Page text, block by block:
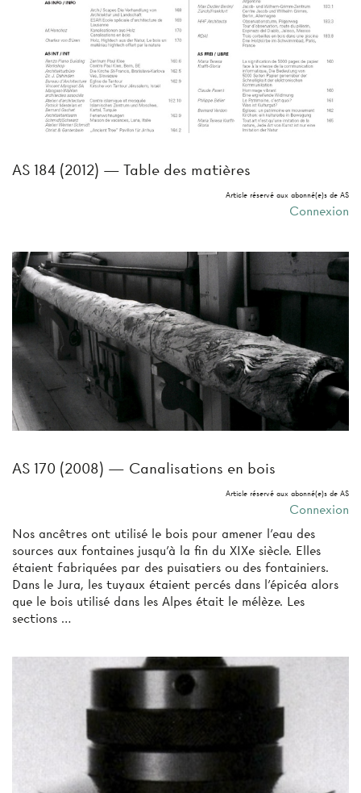
AS 184 (2012) — Table des matières
Article réservé aux abonné(e)s de AS
Connexion
AS 170 (2008) — Canalisations en bois
Article réservé aux abonné(e)s de AS
Connexion
Nos ancêtres ont utilisé le bois pour amener l'eau des
sources aux fontaines jusqu'à la fin du XIXe siècle. Elles
étaient fabriquées par des puisatiers ou des fontainiers.
Dans le Jura, les tuyaux étaient percés dans l'épicéa alors
que le bois utilisé dans les Alpes était le mélèze. Les
sections …